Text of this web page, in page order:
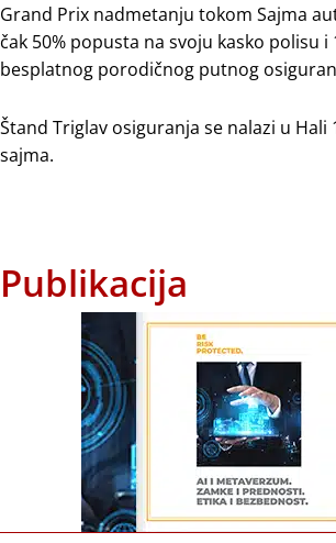
Grand Prix nadmetanju tokom Sajma
čak 50% popusta na svoju kasko polisu i
besplatnog porodičnog putnog
Štand Triglav osiguranja se nalazi u Hali
sajma.
Publikacija